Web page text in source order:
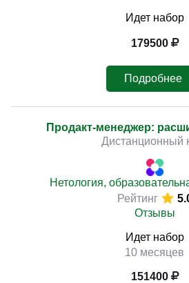
Идет набор
179500
Подробнее
Продакт-менеджер:
Дистанционный
Нетология,
Рейтинг
Отзывы
Идет набор
10 месяцев
151400